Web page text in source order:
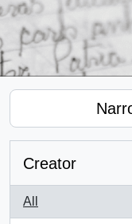
Creator
All